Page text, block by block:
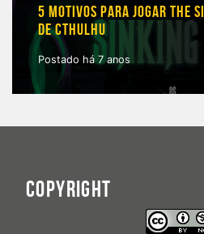
5 MOTIVOS PARA JOGAR THE
DE CTHULHU
Postado há 7 anos
COPYRIGHT